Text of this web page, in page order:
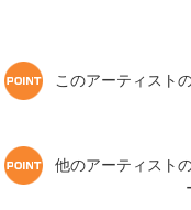
このアーティスト
他のアーティスト